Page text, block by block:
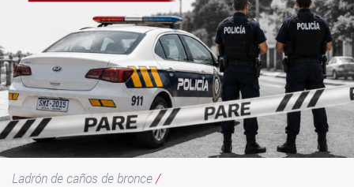
Ladrón de caños de bronce/